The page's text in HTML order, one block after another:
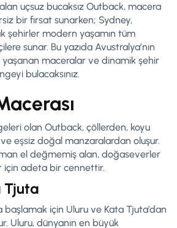
uçsuz bucaksız Outback, macera
bir fırsat sunarken; Sydney,
şehirler modern yaşamın tüm
sunar. Bu yazıda Avustralya’nın
maceralar ve dinamik şehir
bulacaksınız.
olan Outback, çöllerden, koyu
ve eşsiz doğal manzaralardan oluşur.
el değmemiş alan, doğaseverler
için adeta bir cennettir.
Tjuta
başlamak için Uluru ve Kata Tjuta’dan
Uluru, dünyanın en büyük